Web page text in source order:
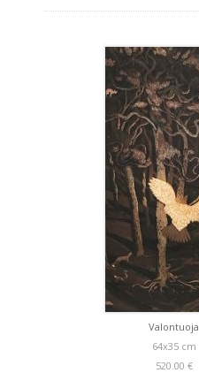
Valontuoja
64x35 cm
520.00 €